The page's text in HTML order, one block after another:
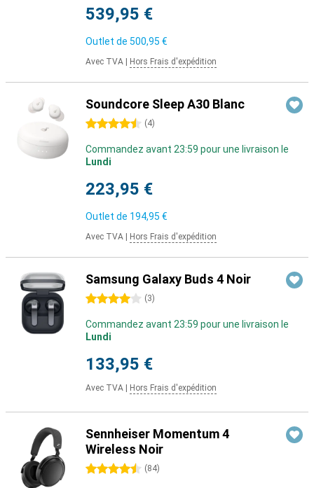
539,95 €
Outlet de 500,95 €
Avec TVA Hors Frais d'expédition
Soundcore Sleep A30 Blanc
4.5 étoiles (4)
Commandez avant 23:59 pour une livraison le
Lundi
223,95 €
Outlet de 194,95 €
Avec TVA Hors Frais d'expédition
Samsung Galaxy Buds 4 Noir
4 étoiles (3)
Commandez avant 23:59 pour une livraison le
Lundi
133,95 €
Avec TVA Hors Frais d'expédition
Sennheiser Momentum 4
Wireless Noir
4.5 étoiles (84)